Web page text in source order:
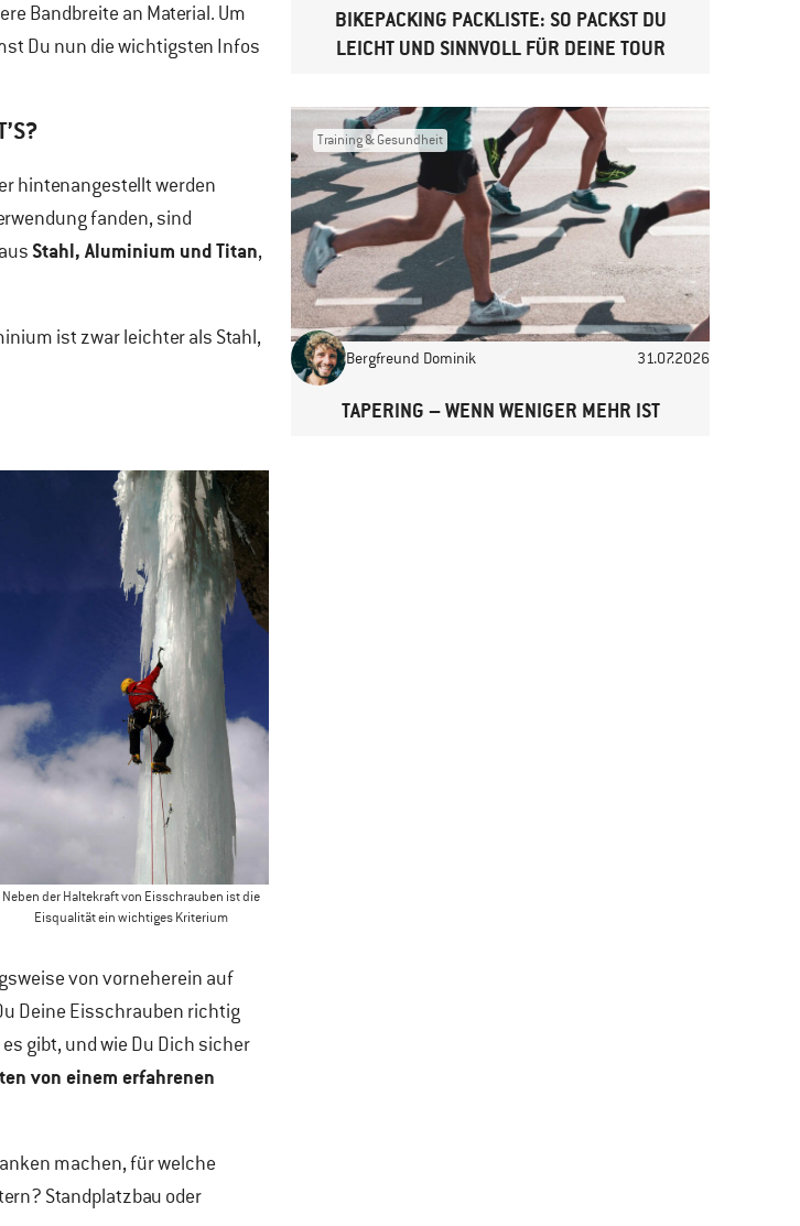
Bandbreite an Material. Um
Du nun die wichtigsten Infos
hintenangestellt werden
fanden, sind
Stahl, Aluminium und Titan,
ist zwar leichter als Stahl,
Neben der Haltekraft von Eisschrauben ist die
Eisqualität ein wichtiges Kriterium
von vorneherein auf
Deine Eisschrauben richtig
gibt, und wie Du Dich sicher
von einem erfahrenen
machen, für welche
Standplatzbau oder
BIKEPACKING PACKLISTE: SO PACKST DU
LEICHT UND SINNVOLL FÜR DEINE TOUR
Training & Gesundheit
Bergfreund Dominik 31.07.2026
TAPERING – WENN WENIGER MEHR IST